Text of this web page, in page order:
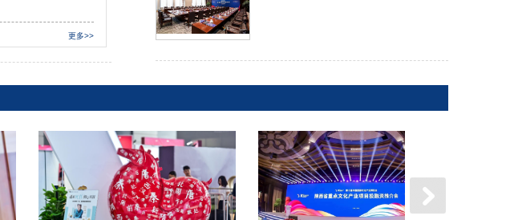
更多>>
第五届中国西安国际文创产品创新设计大赛颁奖典礼